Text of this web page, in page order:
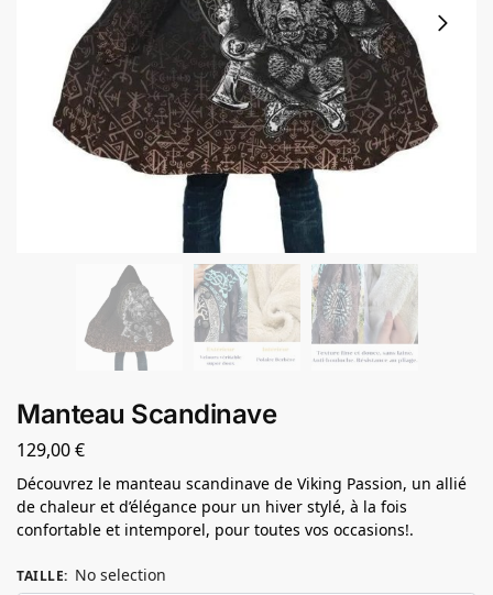
Manteau Scandinave
129,00€
Découvrez le manteau scandinave de Viking Passion, un allié
de chaleur et d’élégance pour un hiver stylé, à la fois
confortable et intemporel, pour toutes vos occasions!.
TAILLE: No selection